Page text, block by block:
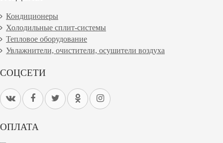
Кондиционеры
Холодильные сплит-системы
Тепловое оборудование
Увлажнители, очистители, осушители воздуха
СОЦСЕТИ
ОПЛАТА